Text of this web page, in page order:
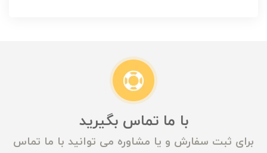
با ما تماس بگیرید
برای ثبت سفارش و یا مشاوره می توانید با ما تماس